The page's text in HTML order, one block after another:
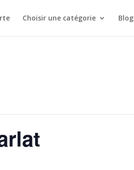
Choisir une catégorie Blog